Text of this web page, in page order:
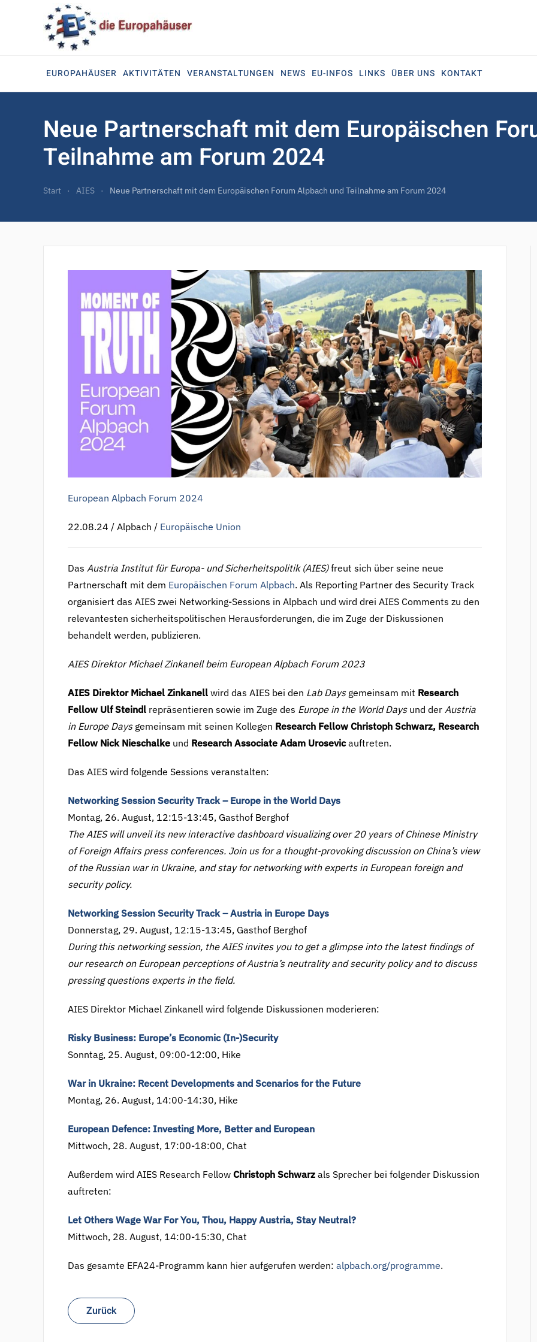
Zum Hauptinhalt springen
EUROPAHÄUSER AKTIVITÄTEN VERANSTALTUNGEN NEWS EU-INFOS LINKS ÜBER UNS KONTAKT
Neue Partnerschaft mit dem Europäischen
Teilnahme am Forum 2024
Start AIES Neue Partnerschaft mit dem Europäischen Forum Alpbach und Teilnahme am Forum 2024
European Alpbach Forum 2024
22.08.24 / Alpbach / Europäische Union
Das Austria Institut für Europa- und Sicherheitspolitik (AIES)freut sich über seine neue
Partnerschaft mit dem Europäischen Forum Alpbach. Als Reporting Partner des Security Track
organisiert das AIES zwei Networking-Sessions in Alpbach und wird drei AIES Comments zu den
relevantesten sicherheitspolitischen Herausforderungen, die im Zuge der Diskussionen
behandelt werden, publizieren.
AIES Direktor Michael Zinkanell beim European Alpbach Forum 2023
AIES Direktor Michael Zinkanell wird das AIES bei den Lab Daysgemeinsam mit Research
Fellow Ulf Steindl repräsentieren sowie im Zuge des Europe in the World Daysund der Austria
in Europe Daysgemeinsam mit seinen Kollegen Research Fellow Christoph Schwarz, Research
Fellow Nick Nieschalke und Research Associate Adam Urosevicauftreten.
Das AIES wird folgende Sessions veranstalten:
Networking Session Security Track – Europe in the World Days
Montag, 26. August, 12:15-13:45, Gasthof Berghof
The AIES will unveil its new interactive dashboard visualizing over 20 years of Chinese Ministry
of Foreign Affairs press conferences. Join us for a thought-provoking discussion on China’s view
of the Russian war in Ukraine, and stay for networking with experts in European foreign and
security policy.
Networking Session Security Track – Austria in Europe Days
Donnerstag, 29. August, 12:15-13:45, Gasthof Berghof
During this networking session, the AIES invites you to get a glimpse into the latest findings of
our research on European perceptions of Austria’s neutrality and security policy and to discuss
pressing questions experts in the field.
AIES Direktor Michael Zinkanell wird folgende Diskussionen moderieren:
Risky Business: Europe’s Economic (In-)Security
Sonntag, 25. August, 09:00-12:00, Hike
War in Ukraine: Recent Developments and Scenarios for the Future
Montag, 26. August, 14:00-14:30, Hike
European Defence: Investing More, Better and European
Mittwoch, 28. August, 17:00-18:00, Chat
Außerdem wird AIES Research Fellow Christoph Schwarz als Sprecher bei folgender Diskussion
auftreten:
Let Others Wage War For You, Thou, Happy Austria, Stay Neutral?
Mittwoch, 28. August, 14:00-15:30, Chat
Das gesamte EFA24-Programm kann hier aufgerufen werden: alpbach.org/programme.
Zurück